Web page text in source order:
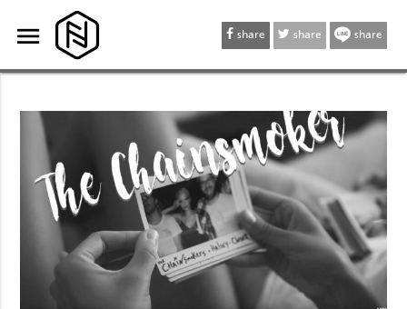
menu
menu share share share